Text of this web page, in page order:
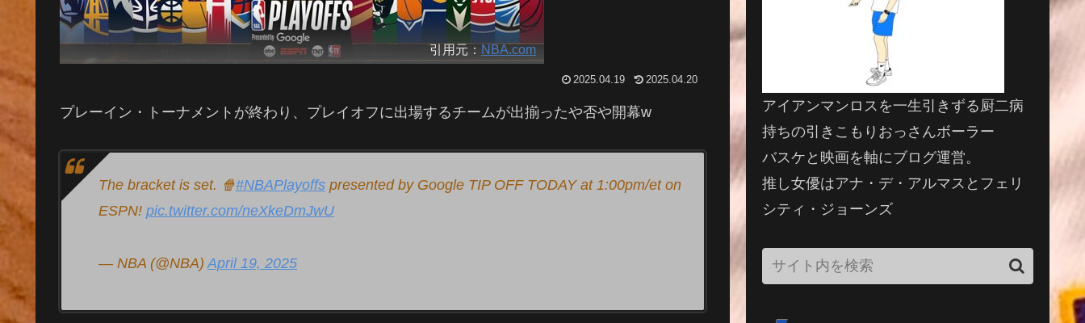
引用元： NBA.com
2025.04.19 2025.04.20
プレーイン・トーナメントが終わり、プレイオフに出場するチームが出揃ったや否や開幕w
The bracket is set. 🍿#NBAPlayoffs presented by Google TIP OFF TODAY at 1:00pm/et on
ESPN! pic.twitter.com/neXkeDmJwU
— NBA (@NBA) April 19, 2025
アイアンマンロスを一生引きずる厨二病
持ちの引きこもりおっさんボーラー
バスケと映画を軸にブログ運営。
推し女優はアナ・デ・アルマスとフェリ
シティ・ジョーンズ